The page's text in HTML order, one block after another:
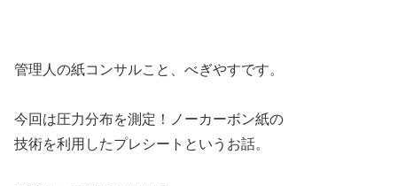
管理人の紙コンサルこと、べぎやすです。
今回は圧力分布を測定！ノーカーボン紙の
技術を利用したプレシートというお話。